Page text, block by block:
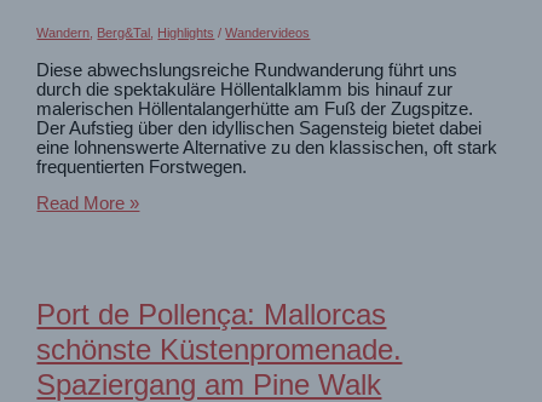
Wandern Berg&Tal Highlights /Wandervideos
Diese abwechslungsreiche Rundwanderung führt uns
durch die spektakuläre Höllentalklamm bis hinauf zur
malerischen Höllentalangerhütte am Fuß der Zugspitze.
Der Aufstieg über den idyllischen Sagensteig bietet dabei
eine lohnenswerte Alternative zu den klassischen, oft stark
frequentierten Forstwegen.
Durch
Read More »
Port de Pollença: Mallorcas
schönste Küstenpromenade.
Spaziergang am Pine Walk